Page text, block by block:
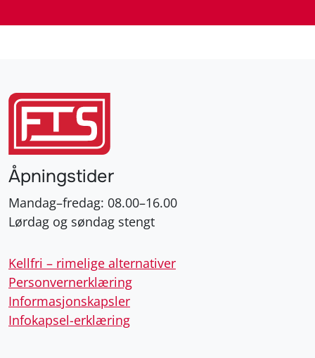
Åpningstider
Mandag–fredag: 08.00–16.00
Lørdag og søndag stengt
Kellfri – rimelige alternativer
Personvernerklæring
Informasjonskapsler
Infokapsel-erklæring